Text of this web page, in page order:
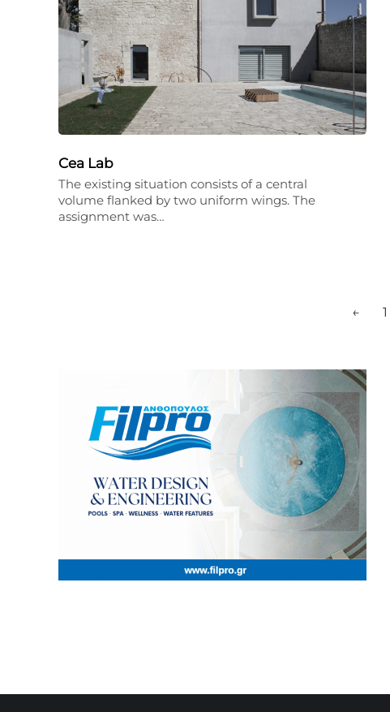
Cea Lab
The existing situation consists of a central
volume flanked by two uniform wings. The
assignment was…
← 1